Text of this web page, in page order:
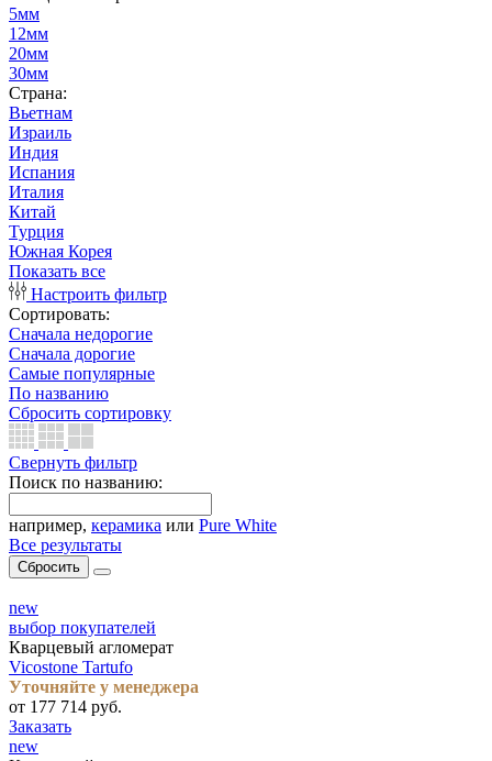
5мм
12мм
20мм
30мм
Страна:
Вьетнам
Израиль
Индия
Испания
Италия
Китай
Турция
Южная Корея
Показать все
Настроить фильтр
Сортировать:
Сначала недорогие
Сначала дорогие
Самые популярные
По названию
Сбросить сортировку
Свернуть фильтр
Поиск по названию:
например, керамика или Pure White
Все результаты
Сбросить
new
выбор покупателей
Кварцевый агломерат
Vicostone Tartufo
Уточняйте у менеджера
от 177 714 руб.
Заказать
new